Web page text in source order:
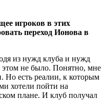
игроков в этих
переход Ионова в
из нужд клуба и нужд
этом не было. Понятно, мне
Но есть реалии, к которым
хотели пойти на
плане. И клуб получал